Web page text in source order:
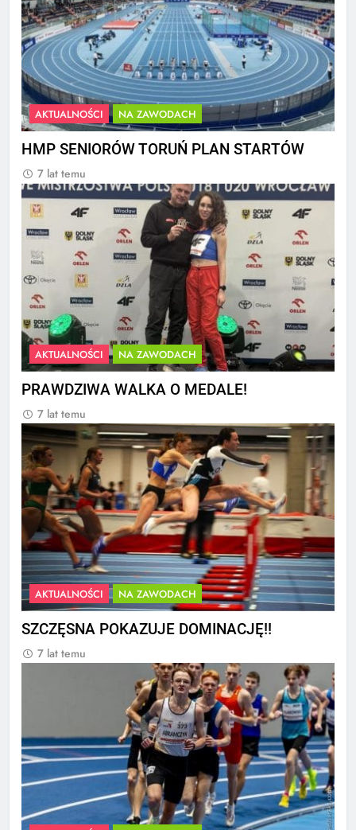
AKTUALNOŚCI NA ZAWODACH
HMP SENIORÓW TORUŃ PLAN STARTÓW
7 lat temu
AKTUALNOŚCI NA ZAWODACH
PRAWDZIWA WALKA O MEDALE!
7 lat temu
AKTUALNOŚCI NA ZAWODACH
SZCZĘSNA POKAZUJE DOMINACJĘ!!
7 lat temu